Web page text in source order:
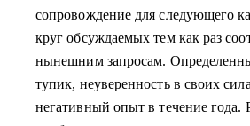
сопровождение для следующего
круг обсуждаемых тем как раз
нынешним запросам.
тупик, неуверенность в своих
негативный опыт в течение года.